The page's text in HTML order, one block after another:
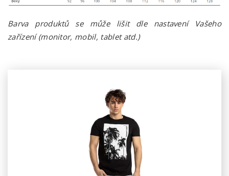
Barva produktů se může lišit dle nastavení Vašeho
zařízení (monitor, mobil, tablet atd.)